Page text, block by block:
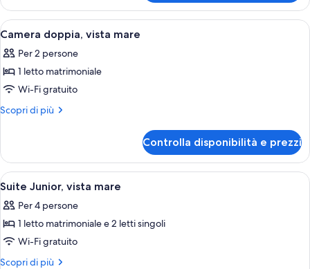
familiare
Apri
tutte
le
foto
per
Camera
mare
Una camera d'albergo con un letto
5
Camera doppia, vista mare
Per 2 persone
1 letto matrimoniale
Wi-Fi gratuito
Scopri di più
Altri
doppia,
vista
mare
Controlla disponibilità e prezzi
Apri
tutte
le
foto
per
Suite
Una camera d'albergo con un letto
4
Suite Junior, vista mare
Per 4 persone
1 letto matrimoniale e 2 letti singoli
Wi-Fi gratuito
Scopri di più
Altri